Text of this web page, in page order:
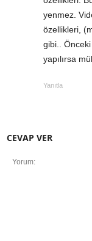
yenmez.
özellikleri,
gibi..
yapılırsa
Yanıtla
CEVAP VER